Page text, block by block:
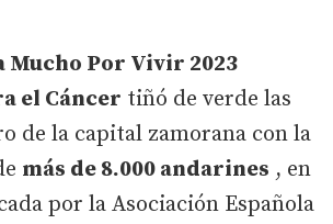
Mucho Por Vivir 2023
el Cáncer tiñó de verde las
de la capital zamorana con la
más de 8.000 andarines , en
por la Asociación Española